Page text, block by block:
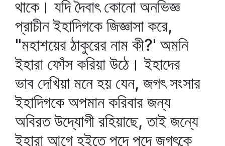
থাকে। যদি দৈবাৎ কোনো অনভিজ্ঞ
প্রাচীন ইহাদিগকে জিজ্ঞাসা করে,
"মহাশয়ের ঠাকুরের নাম কী?' অমনি
ইহারা ফোঁস করিয়া উঠে। ইহাদের
ভাব দেখিয়া মনে হয় যেন, জগৎ সংসার
ইহাদিগকে অপমান করিবার জন্য
অবিরত উদ্যোগী রহিয়াছে, তাই জন্যে
ইহারা আগে হইতে পদে পদে জগৎকে